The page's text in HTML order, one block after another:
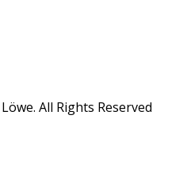
All Rights Reserved